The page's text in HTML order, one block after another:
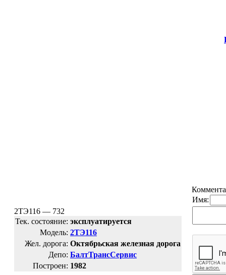
2ТЭ116 — 732
Тек. состояние: эксплуатируется
Модель: 2ТЭ116
Жел. дорога: Октябрьская железная дорога
Депо: БалтТрансСервис
Построен: 1982
Имя: